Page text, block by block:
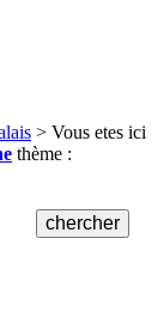
> Vous etes ici
thème :